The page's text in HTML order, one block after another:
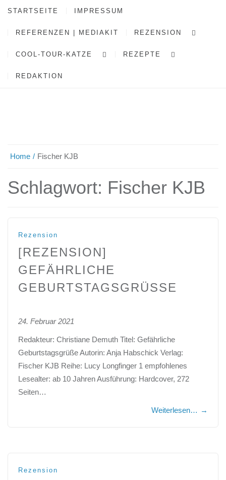
STARTSEITE IMPRESSUM
REFERENZEN | MEDIAKIT REZENSION
COOL-TOUR-KATZE REZEPTE
REDAKTION
Home Fischer KJB
Schlagwort: Fischer KJB
Rezension
[REZENSION]
GEFÄHRLICHE
GEBURTSTAGSGRÜSSE
24. Februar 2021
Redakteur: Christiane Demuth Titel: Gefährliche
Geburtstagsgrüße Autorin: Anja Habschick Verlag:
Fischer KJB Reihe: Lucy Longfinger 1 empfohlenes
Lesealter: ab 10 Jahren Ausführung: Hardcover, 272
Seiten…
Weiterlesen… →
Rezension